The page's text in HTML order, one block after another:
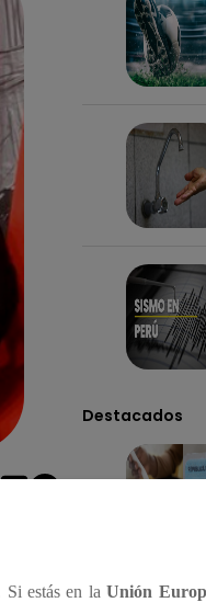
Destacados
Si estás en laUnión